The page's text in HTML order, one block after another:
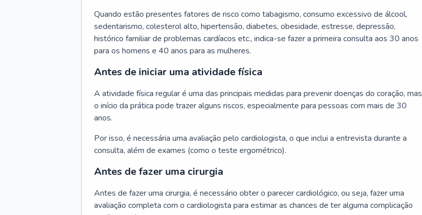
Quando estão presentes fatores de risco como tabagismo, consumo excessivo de álcool,
sedentarismo, colesterol alto, hipertensão, diabetes, obesidade, estresse, depressão,
histórico familiar de problemas cardíacos etc., indica-se fazer a primeira consulta aos 30 anos
para os homens e 40 anos para as mulheres.
Antes de iniciar uma atividade física
A atividade física regular é uma das principais medidas para prevenir doenças do coração, mas
o início da prática pode trazer alguns riscos, especialmente para pessoas com mais de 30
anos.
Por isso, é necessária uma avaliação pelo cardiologista, o que inclui a entrevista durante a
consulta, além de exames (como o teste ergométrico).
Antes de fazer uma cirurgia
Antes de fazer uma cirurgia, é necessário obter o parecer cardiológico, ou seja, fazer uma
avaliação completa com o cardiologista para estimar as chances de ter alguma complicação